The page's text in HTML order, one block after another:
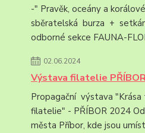
-" Pravěk, oceány a
sběratelská burza +
odborné sekce FAUNA-
02.06.2024
Výstava filatelie
Propagační výstava
filatelie" - PŘÍBOR 2024
města Příbor, kde jsou